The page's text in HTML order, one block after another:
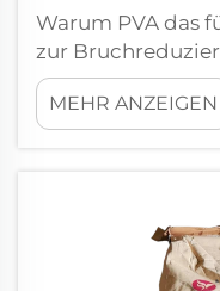
Warum PVA das
zur
(PVA) dominiert
seiner
Fadenbruch
Films um
MEHR ANZEIGEN